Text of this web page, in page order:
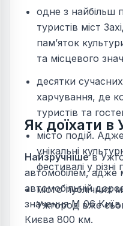
одне з найбільш
туристів міст
пам’яток
та місцевого
десятки сучасних
харчування, де
туристів та
місто подій.
унікальні
фестивалі у
місто публічних
Ужгород вже
Як доїхати в
Найзручнішев
автомобілем, адже
автомобільній
значення М 06
Києва 800 км.